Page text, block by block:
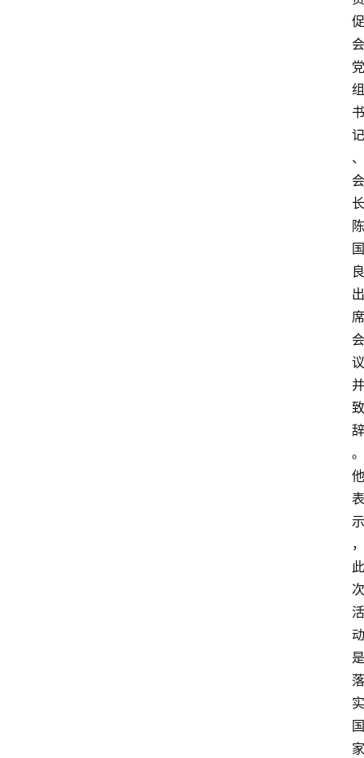
促
会
党
组
书
记
、
会
长
陈
国
良
出
席
会
议
并
致
辞
。
他
表
示
，
此
次
活
动
是
落
实
国
家